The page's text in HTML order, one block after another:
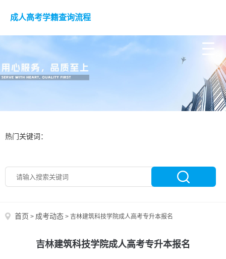
成人高考学籍查询流程
热门关键词：
首页 > 成考动态 > 吉林建筑科技学院成人高考专升本报名
吉林建筑科技学院成人高考专升本报名